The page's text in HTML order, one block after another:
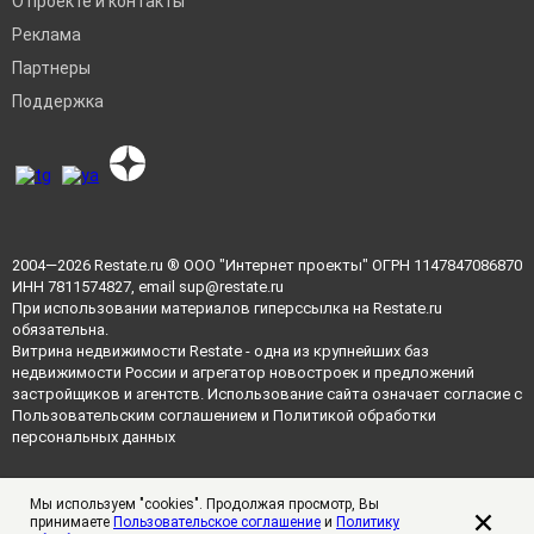
Реклама
Партнеры
Поддержка
2004—2026 Restate.ru ® ООО "Интернет проекты" ОГРН 1147847086870
ИНН 7811574827, email sup@restate.ru
При использовании материалов гиперссылка на Restate.ru
обязательна.
Витрина недвижимости Restate - одна из крупнейших баз
недвижимости России и агрегатор новостроек и предложений
застройщиков и агентств. Использование сайта означает согласие с
Пользовательским соглашением и Политикой обработки
персональных данных
Мы используем "cookies". Продолжая просмотр, Вы
принимаете Пользовательское соглашение и Политику